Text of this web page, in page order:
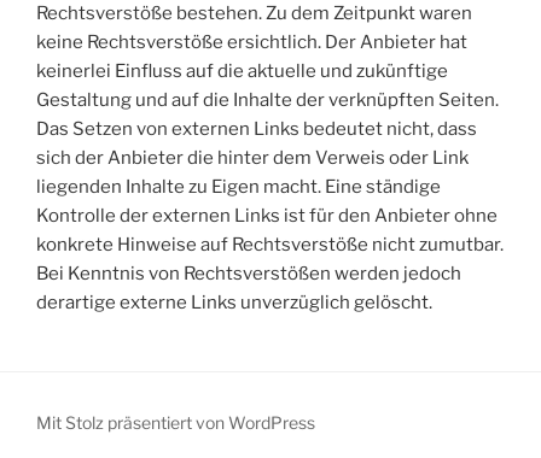
Rechtsverstöße bestehen. Zu dem Zeitpunkt waren
keine Rechtsverstöße ersichtlich. Der Anbieter hat
keinerlei Einfluss auf die aktuelle und zukünftige
Gestaltung und auf die Inhalte der verknüpften Seiten.
Das Setzen von externen Links bedeutet nicht, dass
sich der Anbieter die hinter dem Verweis oder Link
liegenden Inhalte zu Eigen macht. Eine ständige
Kontrolle der externen Links ist für den Anbieter ohne
konkrete Hinweise auf Rechtsverstöße nicht zumutbar.
Bei Kenntnis von Rechtsverstößen werden jedoch
derartige externe Links unverzüglich gelöscht.
Mit Stolz präsentiert von WordPress